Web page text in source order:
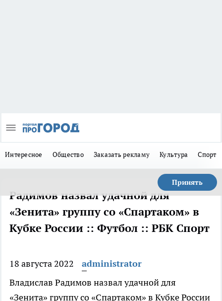
Интересное Общество Заказать рекламу Культура Спорт
Принять
Радимов назвал удачной для
«Зенита» группу со «Спартаком» в
Кубке России :: Футбол :: РБК Спорт
18 августа 2022
administrator
Владислав Радимов назвал удачной для
«Зенита» группу со «Спартаком» в Кубке России